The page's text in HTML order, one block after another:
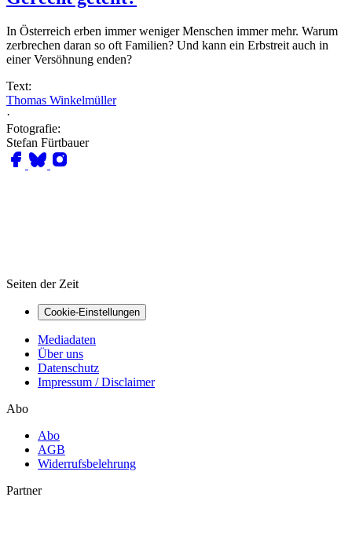
In Österreich erben immer weniger Menschen immer mehr. Warum
zerbrechen daran so oft Familien? Und kann ein Erbstreit auch in
einer Versöhnung enden?
Text:
Thomas Winkelmüller
·
Fotografie:
Stefan Fürtbauer
Seiten der Zeit
Cookie-Einstellungen
Mediadaten
Über uns
Datenschutz
Impressum / Disclaimer
Abo
Abo
AGB
Widerrufsbelehrung
Partner